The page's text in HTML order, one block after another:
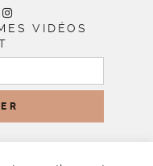
VIDÉOS
: